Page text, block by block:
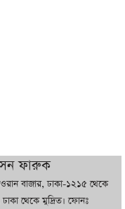
বাতিল করতে ল
ফারুক
বাজার, ঢাকা-১২১৫ থেকে
থেকে মুদ্রিত। ফোনঃ